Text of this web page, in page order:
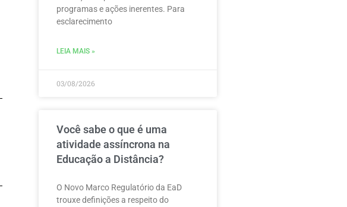
programas e ações inerentes. Para
esclarecimento
LEIA MAIS »
03/08/2026
Você sabe o que é uma
atividade assíncrona na
Educação a Distância?
O Novo Marco Regulatório da EaD
trouxe definições a respeito do